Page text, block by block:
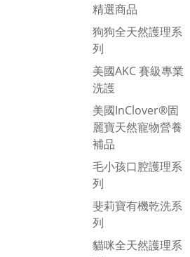
精選商品
狗狗全天然護理系
列
美國AKC 賽級專業
洗護
美國InClover®固
麗寶天然寵物營養
補品
毛小孩口腔護理系
列
斐莉寶有機乾洗系
列
貓咪全天然護理系